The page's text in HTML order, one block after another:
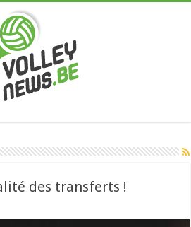
des transferts !